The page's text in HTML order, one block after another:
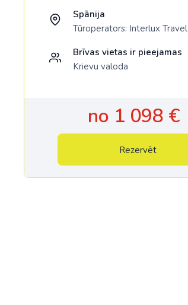
Spānija
Tūroperators: Interlux Travel
Brīvas vietas ir pieejamas
Krievu valoda
no 1 098 €
Rezervēt